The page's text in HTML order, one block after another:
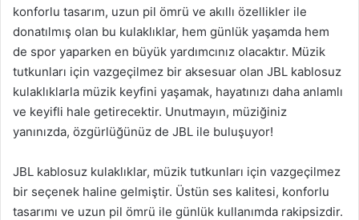
konforlu tasarım, uzun pil ömrü ve akıllı özellikler ile
donatılmış olan bu kulaklıklar, hem günlük yaşamda hem
de spor yaparken en büyük yardımcınız olacaktır. Müzik
tutkunları için vazgeçilmez bir aksesuar olan JBL kablosuz
kulaklıklarla müzik keyfini yaşamak, hayatınızı daha anlamlı
ve keyifli hale getirecektir. Unutmayın, müziğiniz
yanınızda, özgürlüğünüz de JBL ile buluşuyor!
JBL kablosuz kulaklıklar, müzik tutkunları için vazgeçilmez
bir seçenek haline gelmiştir. Üstün ses kalitesi, konforlu
tasarımı ve uzun pil ömrü ile günlük kullanımda rakipsizdir.